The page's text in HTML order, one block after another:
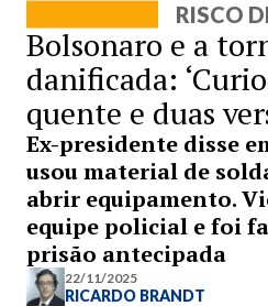
RISCO
Bolsonaro e a
danificada:
quente e duas
Ex-presidente disse
usou material de
abrir equipamento.
equipe policial e foi
prisão antecipada
22/11/2025
RICARDO BRANDT